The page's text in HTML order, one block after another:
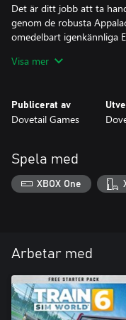
Det är ditt jobb att ta
genom de robusta
omedelbart igenkännliga
Visa mer
Publicerat av
Dovetail Games
Spela med
XBOX One
Arbetar med